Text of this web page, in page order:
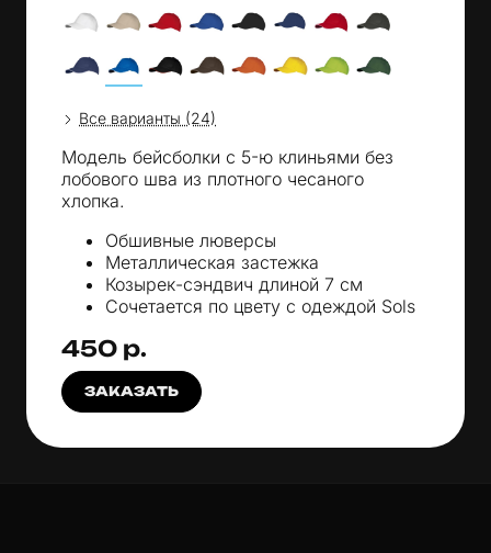
Все варианты (24)
Модель бейсболки с 5-ю клиньями без
лобового шва из плотного чесаного
хлопка.
Обшивные люверсы
Металлическая застежка
Козырек-сэндвич длиной 7 см
Сочетается по цвету с одеждой Sols
450 р.
ЗАКАЗАТЬ